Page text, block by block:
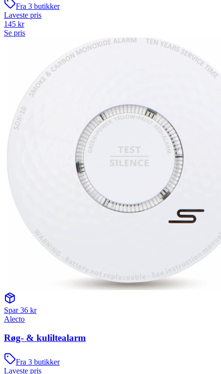
Fra 3 butikker
Laveste pris
145 kr
Se pris
Spar36 kr
Alecto
Røg- & kuliltealarm
Fra 3 butikker
Laveste pris